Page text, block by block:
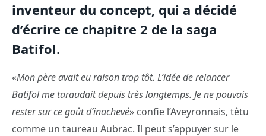
inventeur du concept, qui a décidé
d’écrire ce chapitre 2 de la saga
Batifol.
«Mon père avait eu raison trop tôt. L’idée de relancer
Batifol me taraudait depuis très longtemps. Je ne pouvais
rester sur ce goût d’inachevé» confie l’Aveyronnais, têtu
comme un taureau Aubrac. Il peut s’appuyer sur le